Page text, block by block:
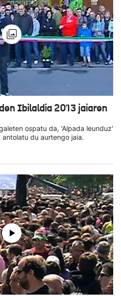
Ibilaldia 2013 jaiaren
ospatu da, 'Alpada leunduz'
du aurtengo jaia.